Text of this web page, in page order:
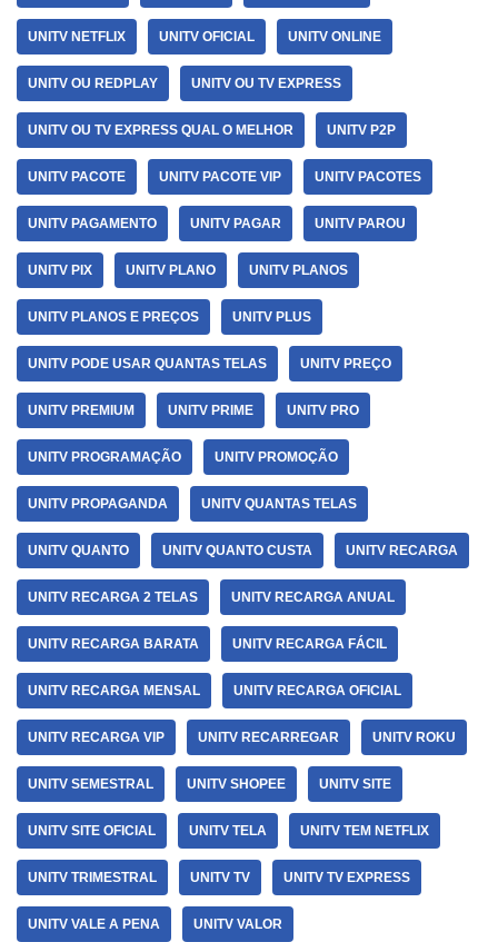
UNITV NETFLIX UNITV OFICIAL UNITV ONLINE
UNITV OU REDPLAY UNITV OU TV EXPRESS
UNITV OU TV EXPRESS QUAL O MELHOR UNITV P2P
UNITV PACOTE UNITV PACOTE VIP UNITV PACOTES
UNITV PAGAMENTO UNITV PAGAR UNITV PAROU
UNITV PIX UNITV PLANO UNITV PLANOS
UNITV PLANOS E PREÇOS UNITV PLUS
UNITV PODE USAR QUANTAS TELAS UNITV PREÇO
UNITV PREMIUM UNITV PRIME UNITV PRO
UNITV PROGRAMAÇÃO UNITV PROMOÇÃO
UNITV PROPAGANDA UNITV QUANTAS TELAS
UNITV QUANTO UNITV QUANTO CUSTA UNITV RECARGA
UNITV RECARGA 2 TELAS UNITV RECARGA ANUAL
UNITV RECARGA BARATA UNITV RECARGA FÁCIL
UNITV RECARGA MENSAL UNITV RECARGA OFICIAL
UNITV RECARGA VIP UNITV RECARREGAR UNITV ROKU
UNITV SEMESTRAL UNITV SHOPEE UNITV SITE
UNITV SITE OFICIAL UNITV TELA UNITV TEM NETFLIX
UNITV TRIMESTRAL UNITV TV UNITV TV EXPRESS
UNITV VALE A PENA UNITV VALOR